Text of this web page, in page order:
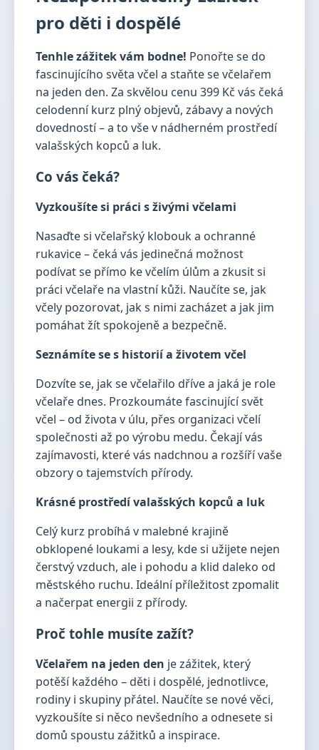
pro děti i dospělé
Tenhle zážitek vám bodne! Ponořte se do
fascinujícího světa včel a staňte se včelařem
na jeden den. Za skvělou cenu 399 Kč vás čeká
celodenní kurz plný objevů, zábavy a nových
dovedností – a to vše v nádherném prostředí
valašských kopců a luk.
Co vás čeká?
Vyzkoušíte si práci s živými včelami
Nasaďte si včelařský klobouk a ochranné
rukavice – čeká vás jedinečná možnost
podívat se přímo ke včelím úlům a zkusit si
práci včelaře na vlastní kůži. Naučíte se, jak
včely pozorovat, jak s nimi zacházet a jak jim
pomáhat žít spokojeně a bezpečně.
Seznámíte se s historií a životem včel
Dozvíte se, jak se včelařilo dříve a jaká je role
včelaře dnes. Prozkoumáte fascinující svět
včel – od života v úlu, přes organizaci včelí
společnosti až po výrobu medu. Čekají vás
zajímavosti, které vás nadchnou a rozšíří vaše
obzory o tajemstvích přírody.
Krásné prostředí valašských kopců a luk
Celý kurz probíhá v malebné krajině
obklopené loukami a lesy, kde si užijete nejen
čerstvý vzduch, ale i pohodu a klid daleko od
městského ruchu. Ideální příležitost zpomalit
a načerpat energii z přírody.
Proč tohle musíte zažít?
Včelařem na jeden den je zážitek, který
potěší každého – děti i dospělé, jednotlivce,
rodiny i skupiny přátel. Naučíte se nové věci,
vyzkoušíte si něco nevšedního a odnesete si
domů spoustu zážitků a inspirace.